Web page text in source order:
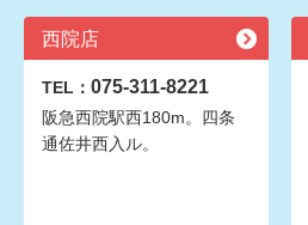
西院店
TEL： 075-311-8221
阪急西院駅西180m。四条
通佐井西入ル。